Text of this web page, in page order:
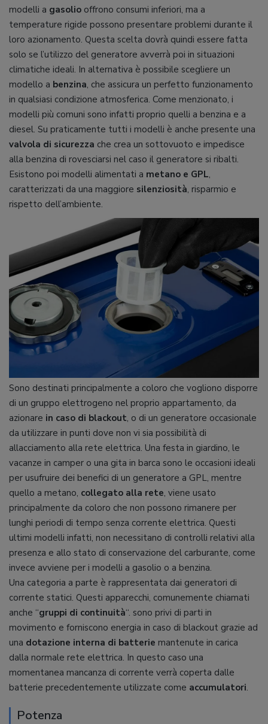
modelli a gasolio offrono consumi inferiori, ma a
temperature rigide possono presentare problemi durante il
loro azionamento. Questa scelta dovrà quindi essere fatta
solo se l’utilizzo del generatore avverrà poi in situazioni
climatiche ideali. In alternativa è possibile scegliere un
modello a benzina, che assicura un perfetto funzionamento
in qualsiasi condizione atmosferica. Come menzionato, i
modelli più comuni sono infatti proprio quelli a benzina e a
diesel. Su praticamente tutti i modelli è anche presente una
valvola di sicurezza che crea un sottovuoto e impedisce
alla benzina di rovesciarsi nel caso il generatore si ribalti.
Esistono poi modelli alimentati a metano e GPL,
caratterizzati da una maggiore silenziosità, risparmio e
rispetto dell’ambiente.
Sono destinati principalmente a coloro che vogliono disporre
di un gruppo elettrogeno nel proprio appartamento, da
azionare in caso di blackout, o di un generatore occasionale
da utilizzare in punti dove non vi sia possibilità di
allacciamento alla rete elettrica. Una festa in giardino, le
vacanze in camper o una gita in barca sono le occasioni ideali
per usufruire dei benefici di un generatore a GPL, mentre
quello a metano, collegato alla rete, viene usato
principalmente da coloro che non possono rimanere per
lunghi periodi di tempo senza corrente elettrica. Questi
ultimi modelli infatti, non necessitano di controlli relativi alla
presenza e allo stato di conservazione del carburante, come
invece avviene per i modelli a gasolio o a benzina.
Una categoria a parte è rappresentata dai generatori di
corrente statici. Questi apparecchi, comunemente chiamati
anche “gruppi di continuità“. sono privi di parti in
movimento e forniscono energia in caso di blackout grazie ad
una dotazione interna di batterie mantenute in carica
dalla normale rete elettrica. In questo caso una
momentanea mancanza di corrente verrà coperta dalle
batterie precedentemente utilizzate come accumulatori.
Potenza